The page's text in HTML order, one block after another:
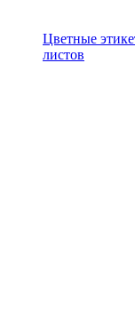
Цветные
листов